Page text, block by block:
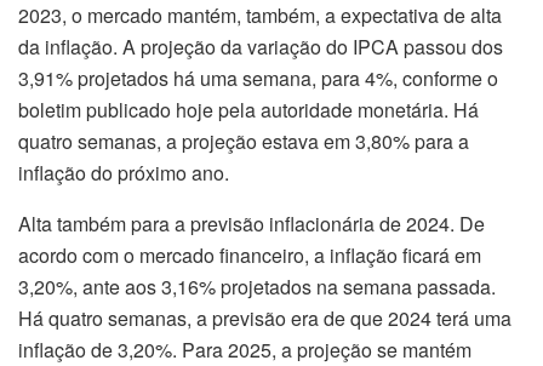
2023, o mercado mantém, também, a expectativa de alta
da inflação. A projeção da variação do IPCA passou dos
3,91% projetados há uma semana, para 4%, conforme o
boletim publicado hoje pela autoridade monetária. Há
quatro semanas, a projeção estava em 3,80% para a
inflação do próximo ano.
Alta também para a previsão inflacionária de 2024. De
acordo com o mercado financeiro, a inflação ficará em
3,20%, ante aos 3,16% projetados na semana passada.
Há quatro semanas, a previsão era de que 2024 terá uma
inflação de 3,20%. Para 2025, a projeção se mantém